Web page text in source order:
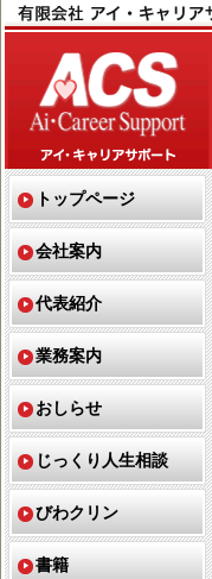
トップページ
会社案内
代表紹介
業務案内
おしらせ
じっくり人生相談
びわクリン
書籍